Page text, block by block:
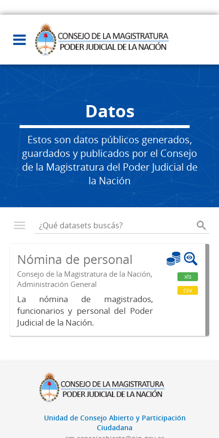
Datos
Estos son datos públicos generados,
guardados y publicados por el Consejo
de la Magistratura del Poder Judicial de
la Nación
Nómina de personal
Consejo de la Magistratura de la Nación,
Administración General
La nómina de magistrados,
funcionarios y personal del Poder
Judicial de la Nación.
xls
csv
Unidad de Consejo Abierto y Participación
Ciudadana